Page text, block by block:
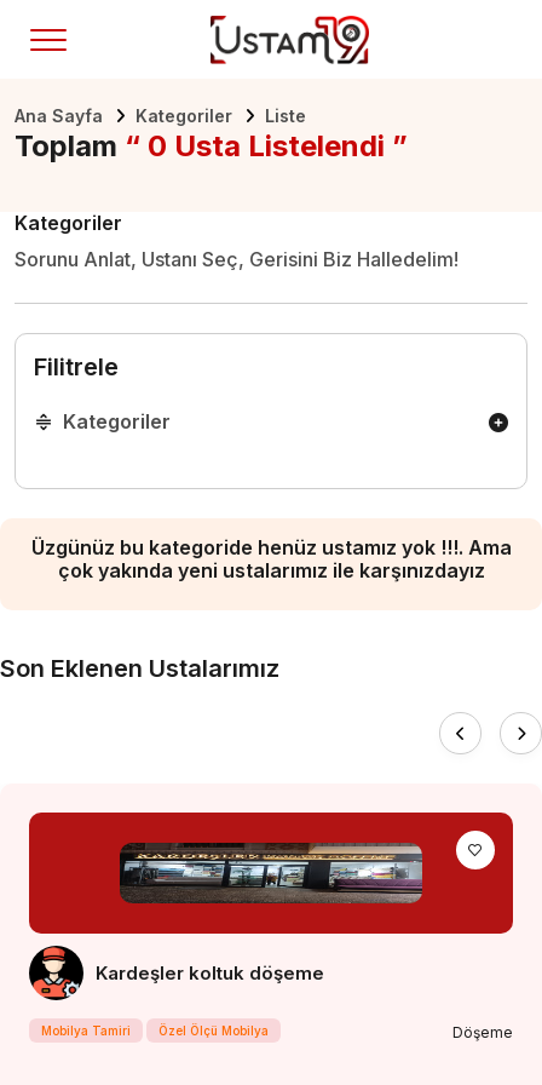
Ana Sayfa Kategoriler Liste
Toplam “ 0 Usta Listelendi ”
Kategoriler
Sorunu Anlat, Ustanı Seç, Gerisini Biz Halledelim!
Filitrele
Kategoriler
Üzgünüz bu kategoride henüz ustamız yok !!!. Ama
çok yakında yeni ustalarımız ile karşınızdayız
Son Eklenen Ustalarımız
Kardeşler koltuk döşeme
Mobilya Tamiri Özel Ölçü Mobilya Döşeme